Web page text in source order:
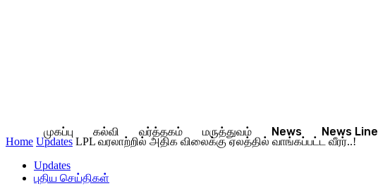
முகப்பு கல்வி வர்த்தகம் மருத்துவம் News News Line
Home Updates LPL வரலாற்றில் அதிக விலைக்கு ஏலத்தில் வாங்கப்பட்ட வீரர்..!
Updates
புதிய செய்திகள்